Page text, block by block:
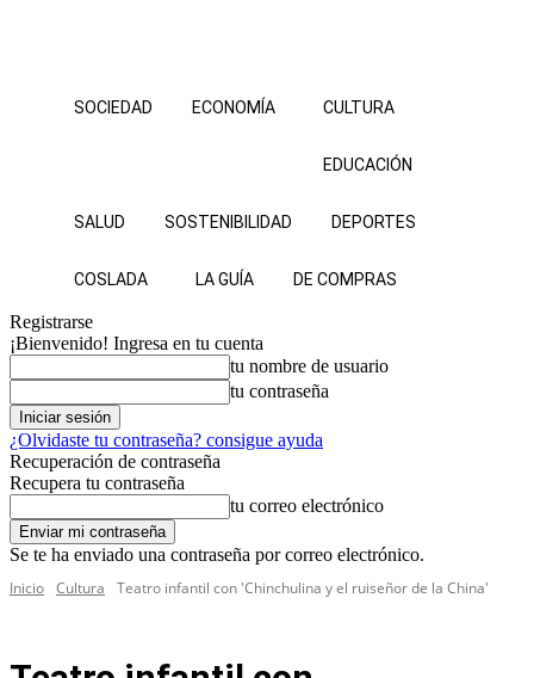
SOCIEDAD ECONOMÍA CULTURA
EDUCACIÓN
SALUD SOSTENIBILIDAD DEPORTES
COSLADA LA GUÍA DE COMPRAS
Registrarse
¡Bienvenido! Ingresa en tu cuenta
tu nombre de usuario
tu contraseña
¿Olvidaste tu contraseña? consigue ayuda
Recuperación de contraseña
Recupera tu contraseña
tu correo electrónico
Se te ha enviado una contraseña por correo electrónico.
Inicio Cultura Teatro infantil con 'Chinchulina y el ruiseñor de la China'